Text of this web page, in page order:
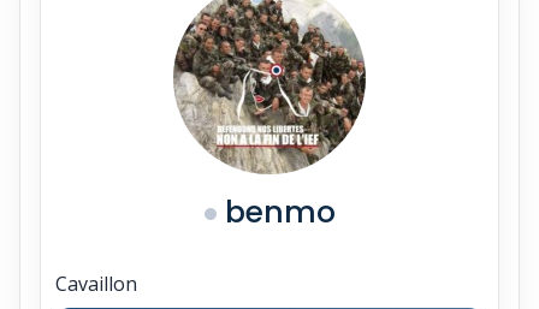
benmo
Cavaillon